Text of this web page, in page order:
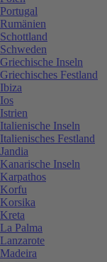
Portugal
Rumänien
Schottland
Schweden
Griechische Inseln
Griechisches Festland
Ibiza
Ios
Istrien
Italienische Inseln
Italienisches Festland
Jandia
Kanarische Inseln
Karpathos
Korfu
Korsika
Kreta
La Palma
Lanzarote
Madeira